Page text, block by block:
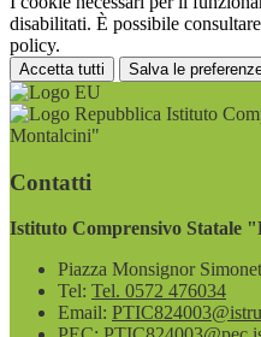
disabilitati. È possibile
policy.
Accetta tutti Salva le
Istituto
Montalcini"
Contatti
Istituto Comprensivo Statale
Piazza Monsignor
Tel: Tel. 0572 476034
Email: